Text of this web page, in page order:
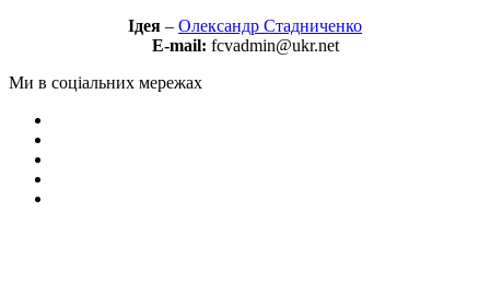
Ідея – Олександр Стадниченко
E-mail: fcvadmin@ukr.net
Ми в соціальних мережах